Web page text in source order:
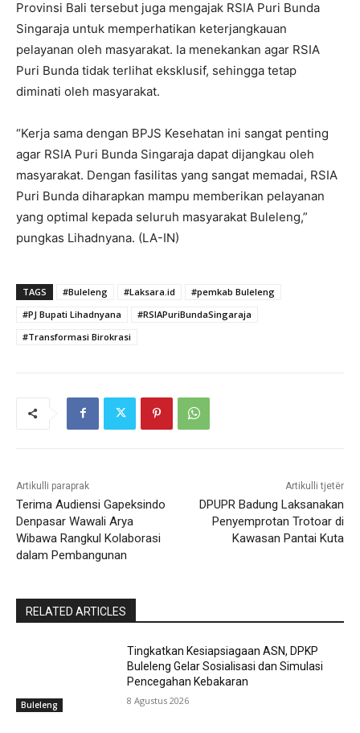
Provinsi Bali tersebut juga mengajak RSIA Puri Bunda
Singaraja untuk memperhatikan keterjangkauan
pelayanan oleh masyarakat. Ia menekankan agar RSIA
Puri Bunda tidak terlihat eksklusif, sehingga tetap
diminati oleh masyarakat.
“Kerja sama dengan BPJS Kesehatan ini sangat penting
agar RSIA Puri Bunda Singaraja dapat dijangkau oleh
masyarakat. Dengan fasilitas yang sangat memadai, RSIA
Puri Bunda diharapkan mampu memberikan pelayanan
yang optimal kepada seluruh masyarakat Buleleng,”
pungkas Lihadnyana. (LA-IN)
TAGS #Buleleng #Laksara.id
#pemkab Buleleng
#PJ Bupati Lihadnyana
#RSIAPuriBundaSingaraja
#Transformasi Birokrasi
Artikulli paraprak
Terima Audiensi Gapeksindo
Denpasar Wawali Arya
Wibawa Rangkul Kolaborasi
dalam Pembangunan
Artikulli tjetër
DPUPR Badung Laksanakan
Penyemprotan Trotoar di
Kawasan Pantai Kuta
RELATED ARTICLES
Buleleng
Tingkatkan Kesiapsiagaan ASN, DPKP
Buleleng Gelar Sosialisasi dan Simulasi
Pencegahan Kebakaran
8 Agustus 2026